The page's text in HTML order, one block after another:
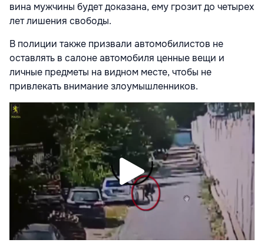
вина мужчины будет доказана, ему грозит до четырех
лет лишения свободы.
В полиции также призвали автомобилистов не
оставлять в салоне автомобиля ценные вещи и
личные предметы на видном месте, чтобы не
привлекать внимание злоумышленников.